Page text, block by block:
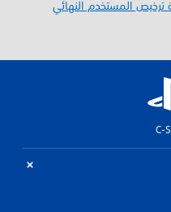
ترخيص المستخدم النهائي
C-